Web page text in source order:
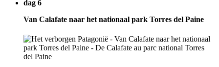
dag 6
Van Calafate naar het nationaal park Torres del Paine